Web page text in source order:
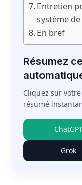
Entretien
système
En bref
Résumez
Cliquez sur
résumé
Grok